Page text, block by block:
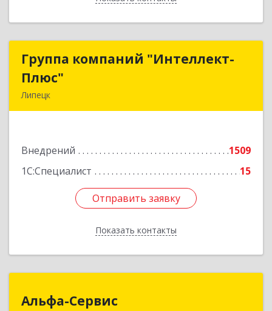
Группа компаний "Интеллект-
Плюс"
Липецк
Внедрений
1509
1С:Специалист
15
Отправить заявку
Показать контакты
Группа компаний "Интеллект-
Подробнее
Отправить заявку
Назад
Альфа-Сервис